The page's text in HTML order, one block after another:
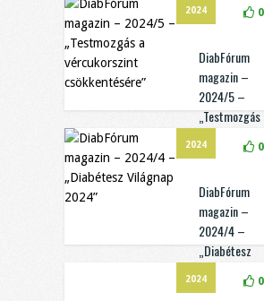
2024 0
DiabFórum
magazin –
2024/5 –
„Testmozgás
csökkentésére”
2024 0
DiabFórum
magazin –
2024/4 –
„Diabétesz
2024 0